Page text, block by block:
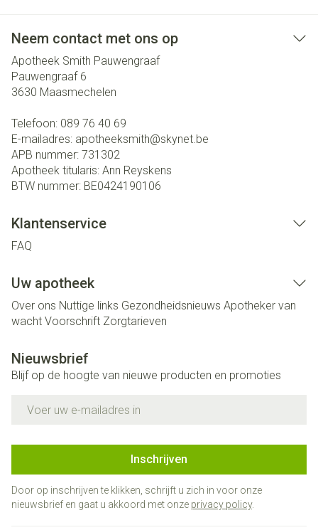
Neem contact met ons op
Apotheek Smith Pauwengraaf
Pauwengraaf 6
3630 Maasmechelen
Telefoon: 089 76 40 69
E-mailadres: apotheeksmith@skynet.be
APB nummer: 731302
Apotheek titularis: Ann Reyskens
BTW nummer: BE0424190106
Klantenservice
FAQ
Uw apotheek
Over ons Nuttige links Gezondheidsnieuws Apotheker van
wacht Voorschrift Zorgtarieven
Nieuwsbrief
Blijf op de hoogte van nieuwe producten en promoties
Inschrijven
Door op inschrijven te klikken, schrijft u zich in voor onze
nieuwsbrief en gaat u akkoord met onze privacy policy.